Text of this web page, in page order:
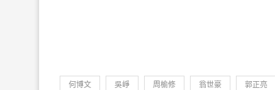
何博文 吳崢 周榆修 翁世豪 郭正亮